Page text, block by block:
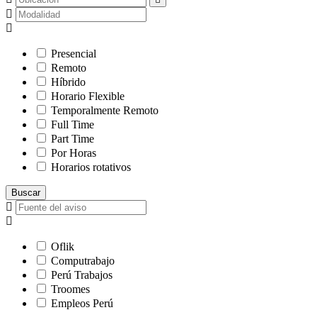
Presencial
Remoto
Híbrido
Horario Flexible
Temporalmente Remoto
Full Time
Part Time
Por Horas
Horarios rotativos
Buscar
Oflik
Computrabajo
Perú Trabajos
Troomes
Empleos Perú